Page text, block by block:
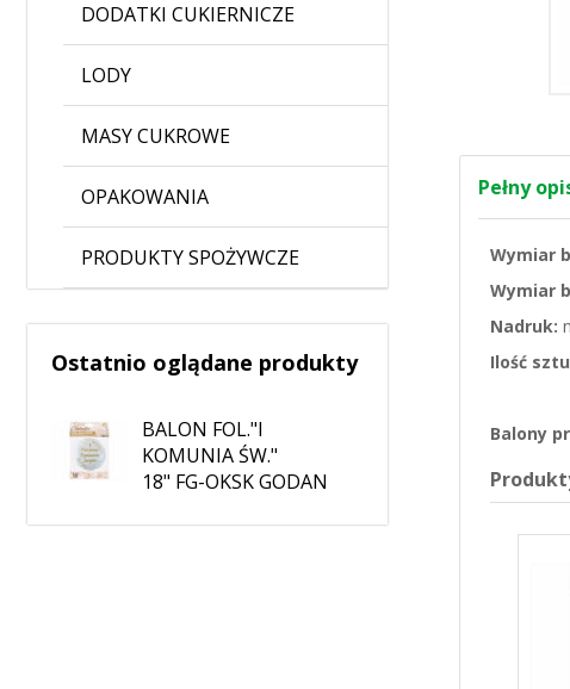
DODATKI CUKIERNICZE
LODY
MASY CUKROWE
OPAKOWANIA
PRODUKTY SPOŻYWCZE
Ostatnio oglądane produkty
BALON FOL."I
KOMUNIA ŚW."
18" FG-OKSK GODAN
Pełny
Wymiar
Wymiar
Nadruk:
Ilość
Balony